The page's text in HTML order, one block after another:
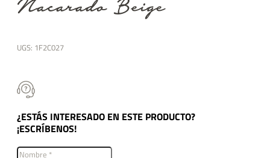
Nacarado Beige
UGS: 1F2C027
¿ESTÁS INTERESADO EN ESTE PRODUCTO?
¡ESCRÍBENOS!